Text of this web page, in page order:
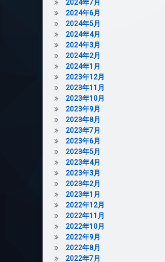
2024年7月
2024年6月
2024年5月
2024年4月
2024年3月
2024年2月
2024年1月
2023年12月
2023年11月
2023年10月
2023年9月
2023年8月
2023年7月
2023年6月
2023年5月
2023年4月
2023年3月
2023年2月
2023年1月
2022年12月
2022年11月
2022年10月
2022年9月
2022年8月
2022年7月